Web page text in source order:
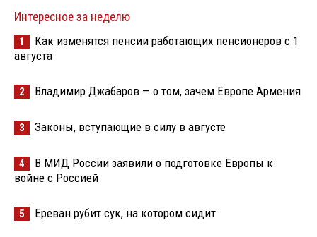
Интересное за неделю
1
Как изменятся пенсии работающих пенсионеров с 1
августа
2 Владимир Джабаров — о том, зачем Европе Армения
3 Законы, вступающие в силу в августе
4
В МИД России заявили о подготовке Европы к
войне с Россией
5 Ереван рубит сук, на котором сидит